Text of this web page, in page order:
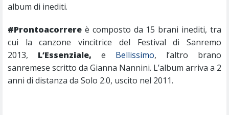
album di inediti.
#Prontoacorrere è composto da 15 brani inediti, tra
cui la canzone vincitrice del Festival di Sanremo
2013, L’Essenziale, e Bellissimo, l’altro brano
sanremese scritto da Gianna Nannini. L’album arriva a 2
anni di distanza da Solo 2.0, uscito nel 2011.